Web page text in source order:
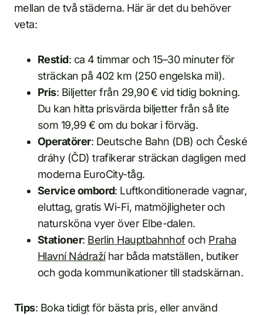
mellan de två städerna. Här är det du behöver
veta:
Restid: ca 4 timmar och 15–30 minuter för
sträckan på 402 km (250 engelska mil).
Pris: Biljetter från 29,90 € vid tidig bokning.
Du kan hitta prisvärda biljetter från så lite
som 19,99 € om du bokar i förväg.
Operatörer: Deutsche Bahn (DB) och České
dráhy (ČD) trafikerar sträckan dagligen med
moderna EuroCity-tåg.
Service ombord: Luftkonditionerade vagnar,
eluttag, gratis Wi-Fi, matmöjligheter och
natursköna vyer över Elbe-dalen.
Stationer: Berlin Hauptbahnhofoch Praha
Hlavní Nádražíhar båda matställen, butiker
och goda kommunikationer till stadskärnan.
Tips: Boka tidigt för bästa pris, eller använd